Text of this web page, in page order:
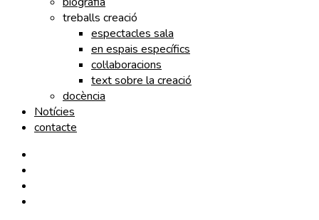
treballs creació
espectacles sala
en espais específics
col·laboracions
text sobre la creació
docència
Notícies
contacte